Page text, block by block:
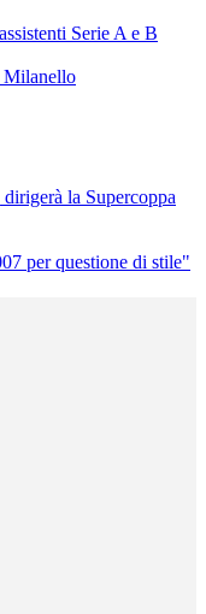
Serie A e B
Milanello
la Supercoppa
per questione di stile"